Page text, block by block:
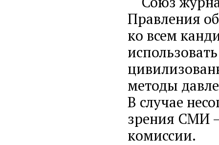
Правления
ко всем
методы
В случае
зрения СМИ
комиссии.